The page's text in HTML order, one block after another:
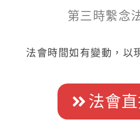
第三時繫念
法會時間如有變動，以
法會